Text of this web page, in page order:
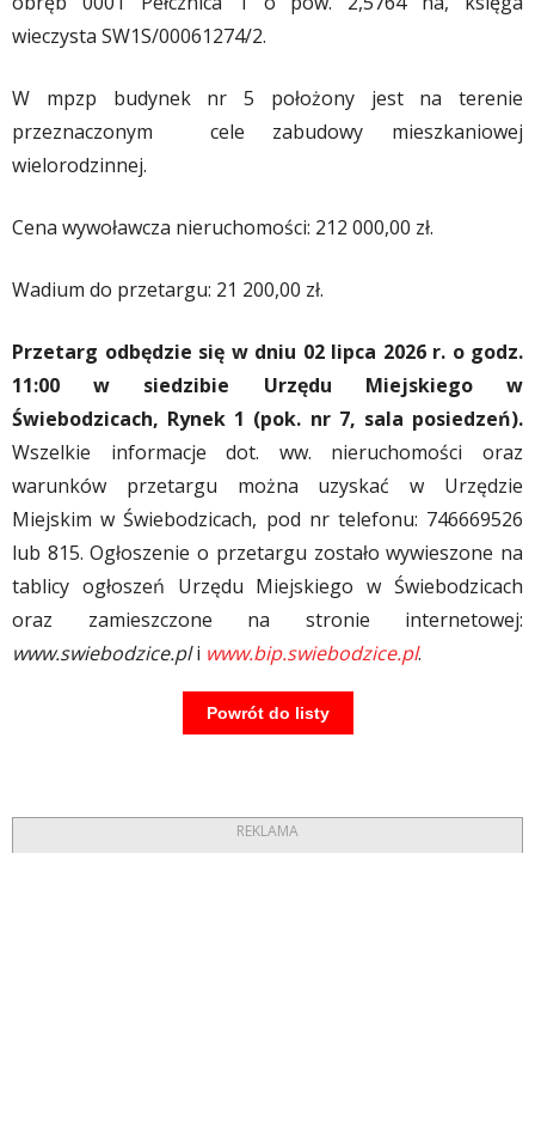
wieczysta SW1S/00061274/2.
W mpzp budynek nr 5 położony jest na terenie
przeznaczonym cele zabudowy mieszkaniowej
wielorodzinnej.
Cena wywoławcza nieruchomości: 212 000,00 zł.
Wadium do przetargu: 21 200,00 zł.
Przetarg odbędzie się w dniu 02 lipca 2026 r. o godz.
11:00 w siedzibie Urzędu Miejskiego w
Świebodzicach, Rynek 1 (pok. nr 7, sala posiedzeń).
Wszelkie informacje dot. ww. nieruchomości oraz
warunków przetargu można uzyskać w Urzędzie
Miejskim w Świebodzicach, pod nr telefonu: 746669526
lub 815. Ogłoszenie o przetargu zostało wywieszone na
tablicy ogłoszeń Urzędu Miejskiego w Świebodzicach
oraz zamieszczone na stronie internetowej:
www.swiebodzice.pli www.bip.swiebodzice.pl.
Powrót do listy
REKLAMA